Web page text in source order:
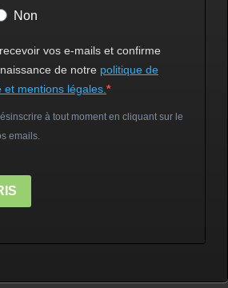
Non
vos e-mails et confirme
de notre politique de
et mentions légales.
à tout moment en cliquant sur le
emails.